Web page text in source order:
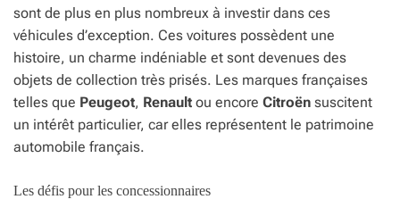
sont de plus en plus nombreux à investir dans ces
véhicules d’exception. Ces voitures possèdent une
histoire, un charme indéniable et sont devenues des
objets de collection très prisés. Les marques françaises
telles que Peugeot, Renault ou encore Citroën suscitent
un intérêt particulier, car elles représentent le patrimoine
automobile français.
Les défis pour les concessionnaires